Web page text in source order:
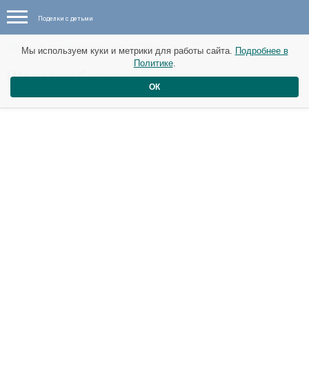
Поделки с детьми
Новые материалы от 17 марта
Шьем собачку из носка
Мы используем куки и метрики для работы сайта. Подробнее в
Политике.
ОК